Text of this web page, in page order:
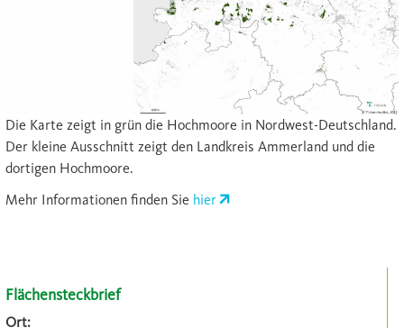
Die Karte zeigt in grün die Hochmoore in Nordwest-Deutschland.
Der kleine Ausschnitt zeigt den Landkreis Ammerland und die
dortigen Hochmoore.
Mehr Informationen finden Sie hier
Flächensteckbrief
Ort: